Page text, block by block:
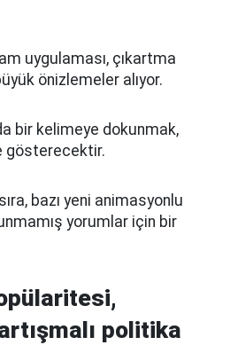
uygulaması, çıkartma
önizlemeler alıyor.
bir kelimeye dokunmak,
gösterecektir.
bazı yeni animasyonlu
yorumlar için bir
politika